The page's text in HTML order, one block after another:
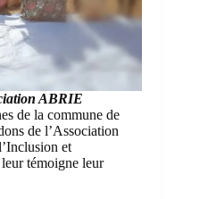
ABRIE
de la commune de
de l’Association
et
témoigne leur